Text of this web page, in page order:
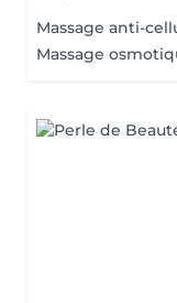
Massage anti-
Massage